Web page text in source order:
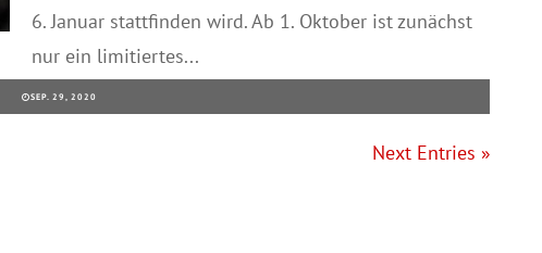
6. Januar stattfinden wird. Ab 1. Oktober ist zunächst
nur ein limitiertes...
SEP. 29, 2020
Next Entries »